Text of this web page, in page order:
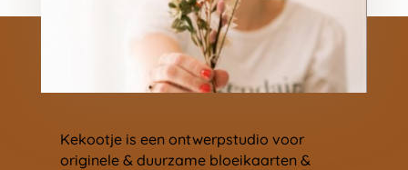
Kekootje is een ontwerpstudio voor
originele & duurzame bloeikaarten &